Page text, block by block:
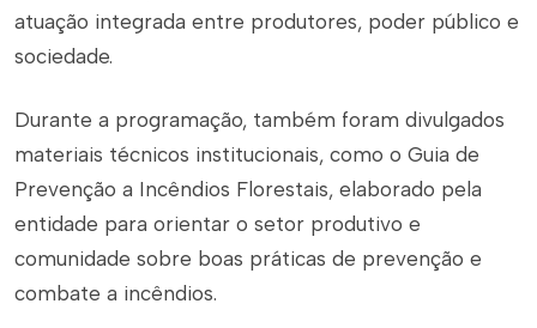
atuação integrada entre produtores, poder público e
sociedade.
Durante a programação, também foram divulgados
materiais técnicos institucionais, como o Guia de
Prevenção a Incêndios Florestais, elaborado pela
entidade para orientar o setor produtivo e
comunidade sobre boas práticas de prevenção e
combate a incêndios.